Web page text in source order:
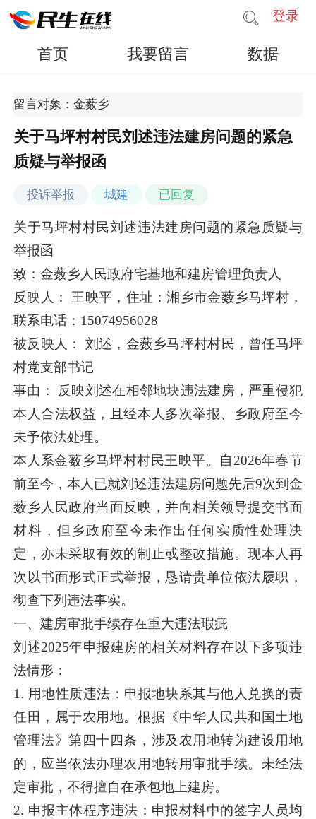
登录
首页 我要留言 数据
留言对象：金薮乡
关于马坪村村民刘述违法建房问题的紧急
质疑与举报函
投诉举报 城建 已回复
关于马坪村村民刘述违法建房问题的紧急质疑与
举报函
致：金薮乡人民政府宅基地和建房管理负责人
反映人： 王映平，住址：湘乡市金薮乡马坪村，
联系电话：15074956028
被反映人： 刘述，金薮乡马坪村村民，曾任马坪
村党支部书记
事由： 反映刘述在相邻地块违法建房，严重侵犯
本人合法权益，且经本人多次举报、乡政府至今
未予依法处理。
本人系金薮乡马坪村村民王映平。自2026年春节
前至今，本人已就刘述违法建房问题先后9次到金
薮乡人民政府当面反映，并向相关领导提交书面
材料，但乡政府至今未作出任何实质性处理决
定，亦未采取有效的制止或整改措施。现本人再
次以书面形式正式举报，恳请贵单位依法履职，
彻查下列违法事实。
一、建房审批手续存在重大违法瑕疵
刘述2025年申报建房的相关材料存在以下多项违
法情形：
1. 用地性质违法：申报地块系其与他人兑换的责
任田，属于农用地。根据《中华人民共和国土地
管理法》第四十四条，涉及农用地转为建设用地
的，应当依法办理农用地转用审批手续。未经法
定审批，不得擅自在承包地上建房。
2. 申报主体程序违法：申报材料中的签字人员均